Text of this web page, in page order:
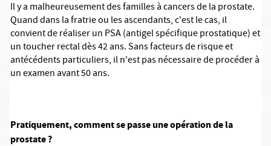
Il y a malheureusement des familles à cancers de la prostate.
Quand dans la fratrie ou les ascendants, c'est le cas, il
convient de réaliser un PSA (antigel spécifique prostatique) et
un toucher rectal dès 42 ans. Sans facteurs de risque et
antécédents particuliers, il n'est pas nécessaire de procéder à
un examen avant 50 ans.
Pratiquement, comment se passe une opération de la
prostate ?